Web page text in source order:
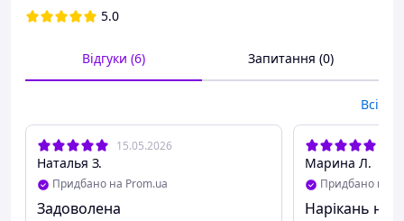
5.0
Відгуки (6) Запитання (0)
Всі
15.05.2026
Наталья З.
Придбано на Prom.ua
Задоволена
Марина Л.
Придбано на
Нарікань